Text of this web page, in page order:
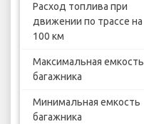
Расход топлива при
движении по трассе на
100 км
Максимальная емкость
багажника
Минимальная емкость
багажника